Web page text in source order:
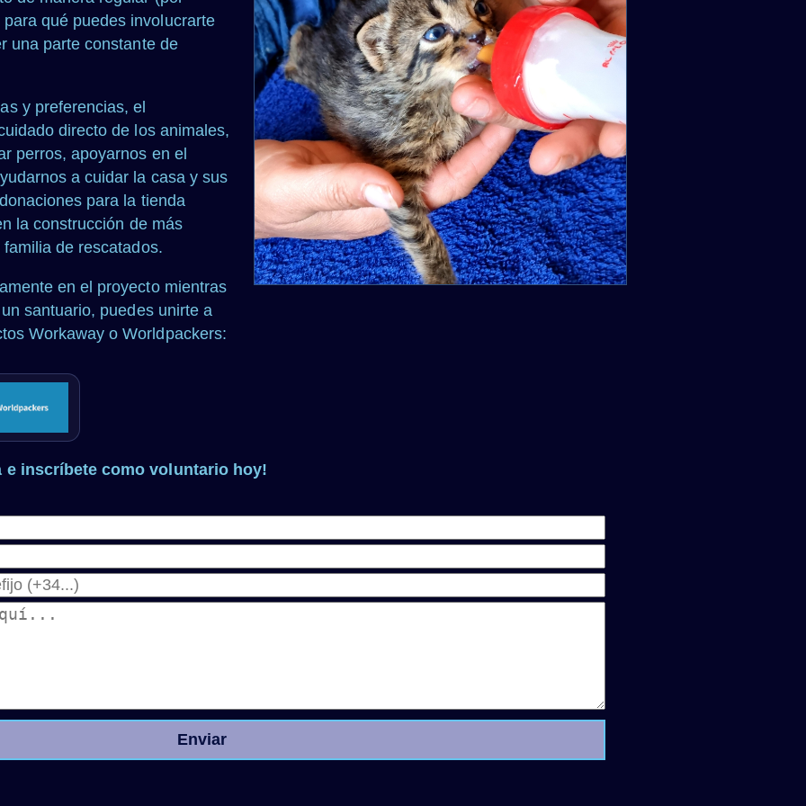
qué puedes involucrarte
una parte constante de
y preferencias, el
directo de los animales,
perros, apoyarnos en el
a cuidar la casa y sus
para la tienda
la construcción de más
de rescatados.
en el proyecto mientras
santuario, puedes unirte a
Workaway o Worldpackers:
e inscríbete como voluntario hoy!
Enviar